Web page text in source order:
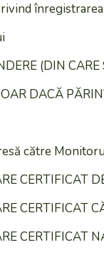
(DIN
DACĂ
către
CERTIFICAT
CERTIFICAT
CERTIFICAT